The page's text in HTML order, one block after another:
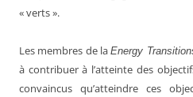
« verts ».
Les membres de laEnergy
à contribuer à l’atteinte des
convaincus qu’atteindre ces